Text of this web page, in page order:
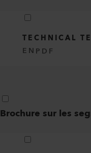
TECHNICAL
EN PDF
Brochure sur les